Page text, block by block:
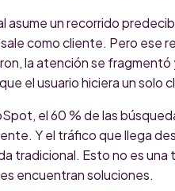
asume un recorrido
como cliente. Pero ese
la atención se
el usuario hiciera un solo
el 60 % de las
Y el tráfico que llega
tradicional. Esto no es
encuentran soluciones.